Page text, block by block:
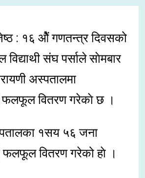
: १६ ओैं गणतन्त्र दिवसको
संघ पर्साले साेमबार
अस्पतालमा
फलफूल वितरण गरेकाे छ ।
१सय ५६ जना
फलफूल वितरण गरेको हाे ।